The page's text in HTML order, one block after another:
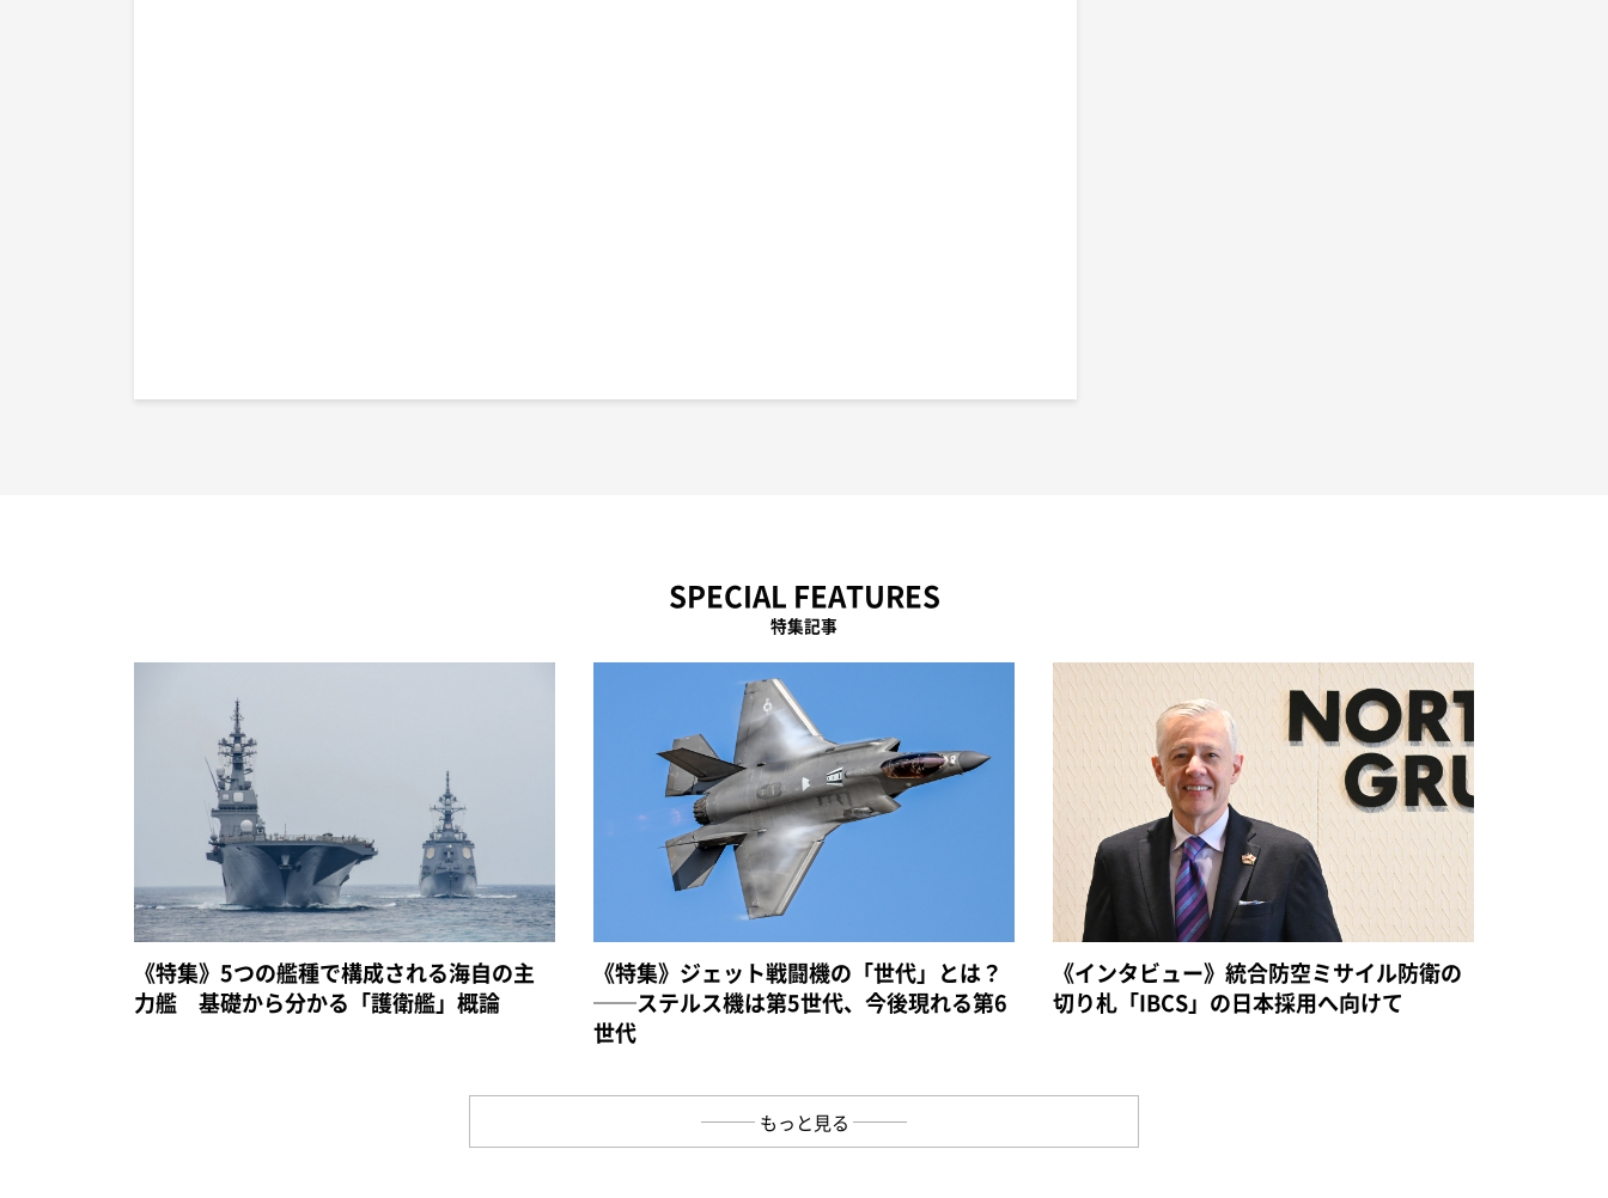
SPECIAL FEATURES
特集記事
《特集》5つの艦種で構成される海自の主
力艦 基礎から分かる「護衛艦」概論
《特集》ジェット戦闘機の「世代」とは？
──ステルス機は第5世代、今後現れる第6
世代
《インタビュー》統合防空ミサイル防衛の
切り札「IBCS」の日本採用へ向けて
もっと見る